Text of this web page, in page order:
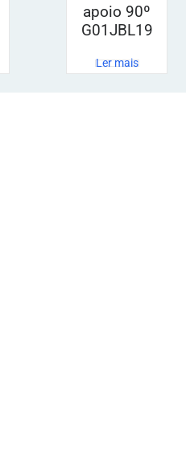
apoio 90º
G01JBL19
Ler mais